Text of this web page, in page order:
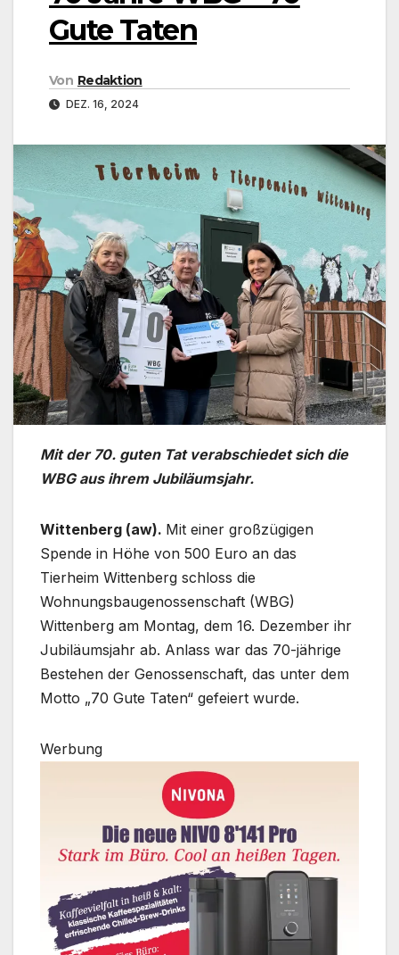
Gute Taten
Von Redaktion
DEZ. 16, 2024
Mit der 70. guten Tat verabschiedet sich die
WBG aus ihrem Jubiläumsjahr.
Wittenberg (aw). Mit einer großzügigen
Spende in Höhe von 500 Euro an das
Tierheim Wittenberg schloss die
Wohnungsbaugenossenschaft (WBG)
Wittenberg am Montag, dem 16. Dezember ihr
Jubiläumsjahr ab. Anlass war das 70-jährige
Bestehen der Genossenschaft, das unter dem
Motto „70 Gute Taten“ gefeiert wurde.
Werbung